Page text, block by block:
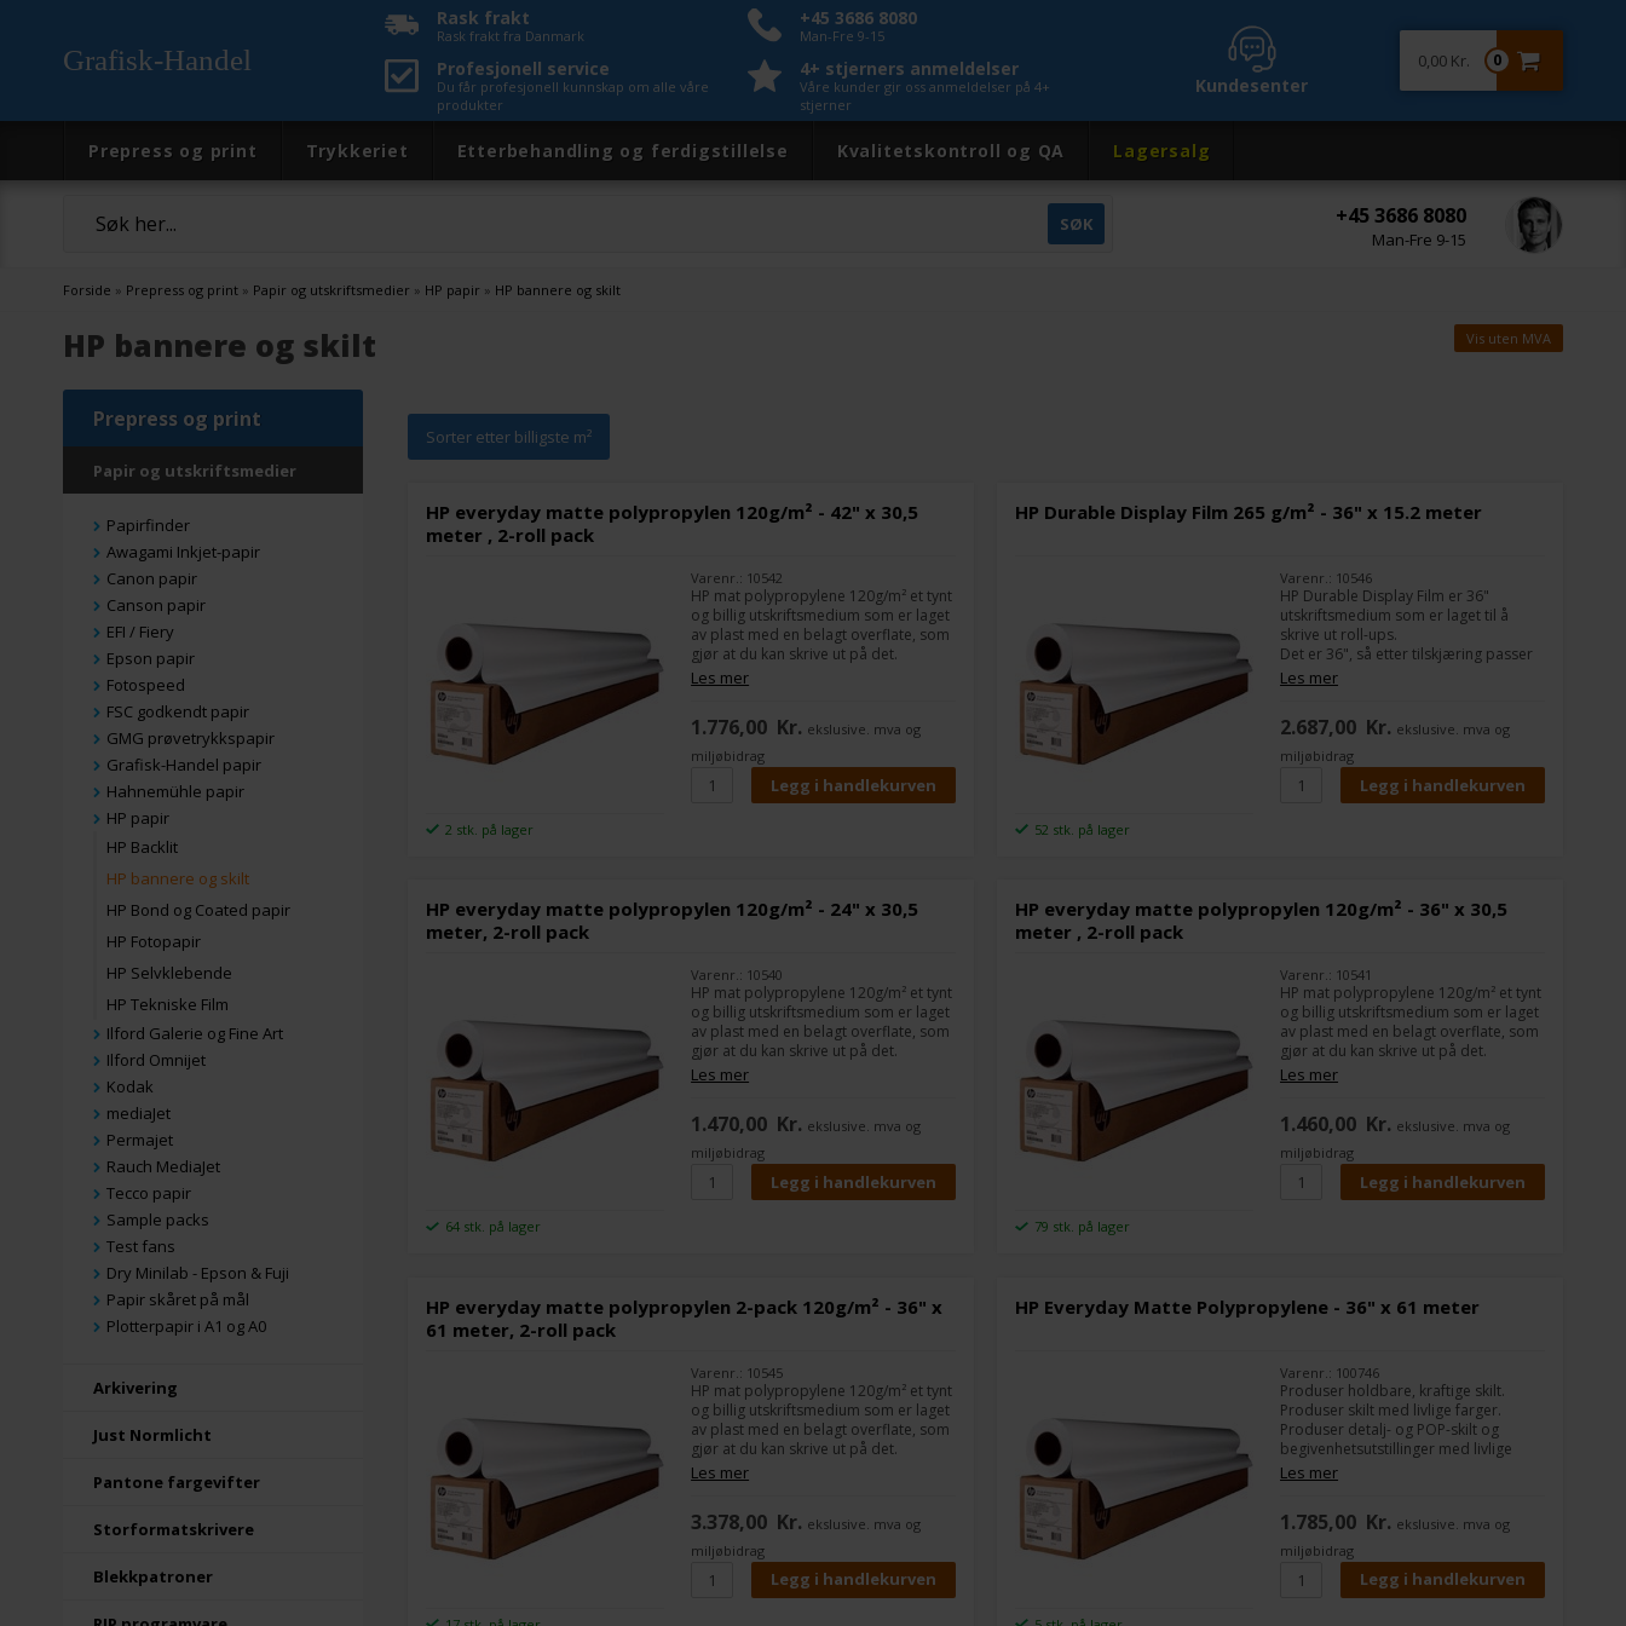
Grafisk-Handel
Rask frakt
Rask frakt fra Danmark
+45 3686 8080
Man-Fre 9-15
Profesjonell service
Du får profesjonell kunnskap om alle våre
produkter
4+ stjerners anmeldelser
Våre kunder gir oss anmeldelser på 4+
stjerner
+45 3686 8080
Man-Fre 9-15
Kundesenter
0
0,00 Kr.
Prepress og print Trykkeriet Etterbehandling og ferdigstillelse Kvalitetskontroll og QA Lagersalg
Forside » Prepress og print » Papir og utskriftsmedier » HP papir » HP bannere og skilt
Vis uten MVA
HP bannere og skilt
Prepress og print
Papir og utskriftsmedier
Papirfinder
Awagami Inkjet-papir
Canon papir
Canson papir
EFI / Fiery
Epson papir
Fotospeed
FSC godkendt papir
GMG prøvetrykkspapir
Grafisk-Handel papir
Hahnemühle papir
HP papir
HP Backlit
HP bannere og skilt
HP Bond og Coated papir
HP Fotopapir
HP Selvklebende
HP Tekniske Film
Ilford Galerie og Fine Art
Ilford Omnijet
Kodak
mediaJet
Permajet
Rauch MediaJet
Tecco papir
Sample packs
Test fans
Dry Minilab - Epson & Fuji
Papir skåret på mål
Plotterpapir i A1 og A0
Arkivering
Just Normlicht
Pantone fargevifter
Storformatskrivere
Blekkpatroner
Sorter etter billigste m²
HP everyday matte polypropylen 120g/m² - 42" x 30,5
meter , 2-roll pack
2 stk. på lager
Varenr.: 10542
HP mat polypropylene 120g/m² et tynt
og billig utskriftsmedium som er laget
av plast med en belagt overflate, som
gjør at du kan skrive ut på det.
Det brukes ofte til skilting som skal
være utendørs i korte perioder, da
Det er 2 ruller i pakken.
Bredde:
42"
Lengde på rullen:30,5 m
Les mer
1.776,00 Kr. ekslusive. mva og
miljøbidrag
HP Durable Display Film 265 g/m² - 36" x 15.2 meter
52 stk. på lager
Varenr.: 10546
HP Durable Display Film er 36"
utskriftsmedium som er laget til å
skrive ut roll-ups.
Det er 36", så etter tilskjæring passer
det perfekt til 85 cm roll-up-systemer.
så det ikke kommer lys gjennom fra
bakgrunnen på dine roll-ups
Du kan skrive ut skarp grafikk og
bilder med normale inkjetskrivere fra
Les mer
2.687,00 Kr. ekslusive. mva og
miljøbidrag
HP everyday matte polypropylen 120g/m² - 24" x 30,5
meter, 2-roll pack
64 stk. på lager
Varenr.: 10540
HP mat polypropylene 120g/m² et tynt
og billig utskriftsmedium som er laget
av plast med en belagt overflate, som
gjør at du kan skrive ut på det.
Det brukes ofte til skilting som skal
være utendørs i korte perioder, da
Det er 2 ruller i pakken.
Bredde:
24"
Lengde på rullen:30,5 m
Les mer
1.470,00 Kr. ekslusive. mva og
miljøbidrag
HP everyday matte polypropylen 120g/m² - 36" x 30,5
meter , 2-roll pack
79 stk. på lager
Varenr.: 10541
HP mat polypropylene 120g/m² et tynt
og billig utskriftsmedium som er laget
av plast med en belagt overflate, som
gjør at du kan skrive ut på det.
Det brukes ofte til skilting som skal
være utendørs i korte perioder, da
Det er 2 ruller i pakken.
Bredde:
36"
Lengde på rullen:30,5 m
Les mer
1.460,00 Kr. ekslusive. mva og
miljøbidrag
HP everyday matte polypropylen 2-pack 120g/m² - 36" x
61 meter, 2-roll pack
Varenr.: 10545
HP mat polypropylene 120g/m² et tynt
og billig utskriftsmedium som er laget
av plast med en belagt overflate, som
gjør at du kan skrive ut på det.
Det brukes ofte til skilting som skal
være utendørs i korte perioder, da
Det er 2 ruller i pakken.
Bredde:
36"
Lengde på rullen:61 m
Les mer
3.378,00 Kr. ekslusive. mva og
miljøbidrag
HP Everyday Matte Polypropylene - 36" x 61 meter
Varenr.: 100746
Produser holdbare, kraftige skilt.
Produser skilt med livlige farger.
Produser detalj- og POP-skilt og
begivenhetsutstillinger med livlige
farger og iøynefallende bildekvalitet.
Denne matte polypropylen gir
bredt spekter av innendørs- og
utendørsapplikasjoner. Skriv ut, bruk,
håndter og laminér med letthet.
Oppretthold maksimal produktivitet.
HP Everyday Matte Polypropylene er
Les mer
1.785,00 Kr. ekslusive. mva og
miljøbidrag